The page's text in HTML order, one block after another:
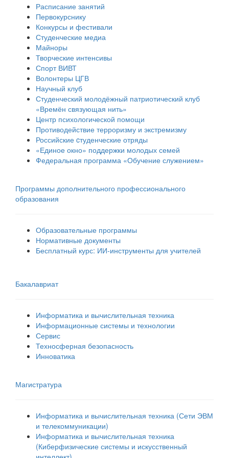
Расписание занятий
Первокурснику
Конкурсы и фестивали
Студенческие медиа
Майноры
Творческие интенсивы
Спорт ВИВТ
Волонтеры ЦГВ
Научный клуб
Студенческий молодёжный патриотический клуб
«Времён связующая нить»
Центр психологической помощи
Противодействие терроризму и экстремизму
Российские cтуденческие отряды
«Единое окно» поддержки молодых семей
Федеральная программа «Обучение служением»
Программы дополнительного профессионального
образования
Образовательные программы
Нормативные документы
Бесплатный курс: ИИ‑инструменты для учителей
Бакалавриат
Информатика и вычислительная техника
Информационные системы и технологии
Сервис
Техносферная безопасность
Инноватика
Магистратура
Информатика и вычислительная техника (Сети ЭВМ
и телекоммуникации)
Информатика и вычислительная техника
(Киберфизические системы и искусственный